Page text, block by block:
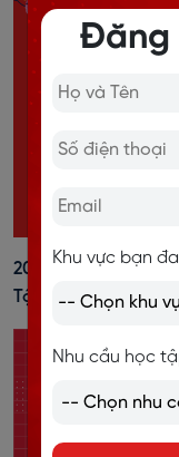
20+ Cách Đánh
Tập Vận Dụng
Đăng
Khu vực bạn
Nhu cầu học